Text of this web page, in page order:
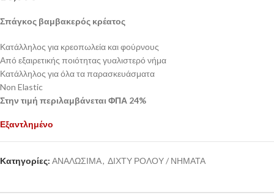
Σπάγκος βαμβακερός κρέατος
Κατάλληλος για κρεοπωλεία και φούρνους
Από εξαιρετικής ποιότητας γυαλιστερό νήμα
Κατάλληλος για όλα τα παρασκευάσματα
Non Elastic
Στην τιμή περιλαμβάνεται ΦΠΑ 24%
Εξαντλημένο
Κατηγορίες: ΑΝΑΛΩΣΙΜΑ, ΔΙΧΤΥ ΡΟΛΟΥ / ΝΗΜΑΤΑ